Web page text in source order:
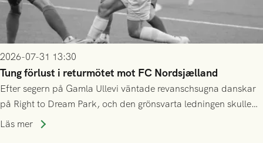
2026-07-31 13:30
Tung förlust i returmötet mot FC Nordsjælland
Efter segern på Gamla Ullevi väntade revanschsugna danskar
på Right to Dream Park, och den grönsvarta ledningen skulle
upphöra efter mindre än kvarten spelad. På lika mark visade
Läs mer